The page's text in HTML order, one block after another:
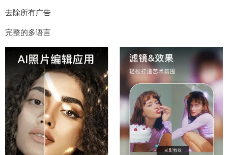
去除所有广告
完整的多语言